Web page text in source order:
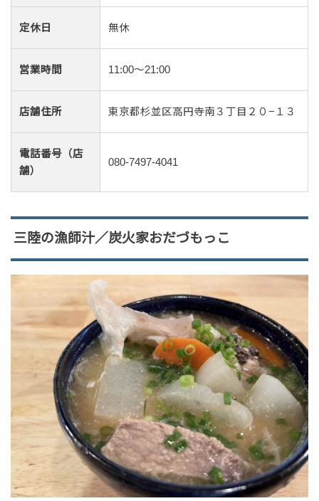
定休日 無休
営業時間 11:00〜21:00
店舗住所 東京都杉並区高円寺南３丁目２０−１３
電話番号（店
舗）
080-7497-4041
三陸の漁師汁／炭火家おだづもっこ